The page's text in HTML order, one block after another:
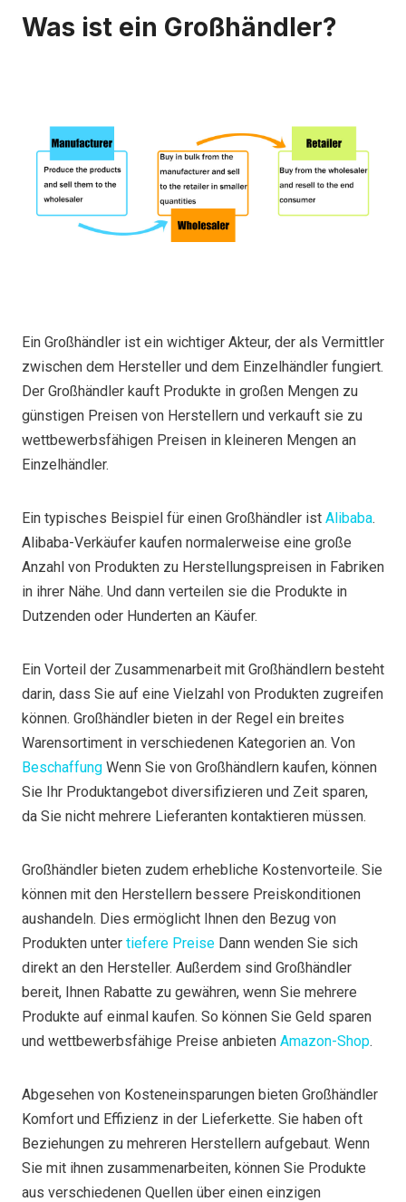
Was ist ein Großhändler?
Ein Großhändler ist ein wichtiger Akteur, der als Vermittler
zwischen dem Hersteller und dem Einzelhändler fungiert.
Der Großhändler kauft Produkte in großen Mengen zu
günstigen Preisen von Herstellern und verkauft sie zu
wettbewerbsfähigen Preisen in kleineren Mengen an
Einzelhändler.
Ein typisches Beispiel für einen Großhändler ist Alibaba.
Alibaba-Verkäufer kaufen normalerweise eine große
Anzahl von Produkten zu Herstellungspreisen in Fabriken
in ihrer Nähe. Und dann verteilen sie die Produkte in
Dutzenden oder Hunderten an Käufer.
Ein Vorteil der Zusammenarbeit mit Großhändlern besteht
darin, dass Sie auf eine Vielzahl von Produkten zugreifen
können. Großhändler bieten in der Regel ein breites
Warensortiment in verschiedenen Kategorien an. Von
Beschaffung Wenn Sie von Großhändlern kaufen, können
Sie Ihr Produktangebot diversifizieren und Zeit sparen,
da Sie nicht mehrere Lieferanten kontaktieren müssen.
Großhändler bieten zudem erhebliche Kostenvorteile. Sie
können mit den Herstellern bessere Preiskonditionen
aushandeln. Dies ermöglicht Ihnen den Bezug von
Produkten unter tiefere Preise Dann wenden Sie sich
direkt an den Hersteller. Außerdem sind Großhändler
bereit, Ihnen Rabatte zu gewähren, wenn Sie mehrere
Produkte auf einmal kaufen. So können Sie Geld sparen
und wettbewerbsfähige Preise anbieten Amazon-Shop.
Abgesehen von Kosteneinsparungen bieten Großhändler
Komfort und Effizienz in der Lieferkette. Sie haben oft
Beziehungen zu mehreren Herstellern aufgebaut. Wenn
Sie mit ihnen zusammenarbeiten, können Sie Produkte
aus verschiedenen Quellen über einen einzigen